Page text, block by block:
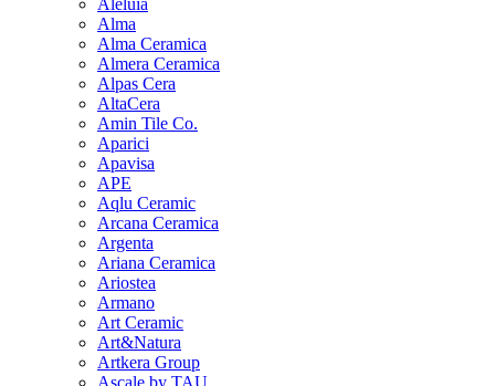
Alma
Alma Ceramica
Almera Ceramica
Alpas Cera
AltaCera
Amin Tile Co.
Aparici
Apavisa
APE
Aqlu Ceramic
Arcana Ceramica
Argenta
Ariana Ceramica
Ariostea
Armano
Art Ceramic
Art&Natura
Artkera Group
Ascale by TAU